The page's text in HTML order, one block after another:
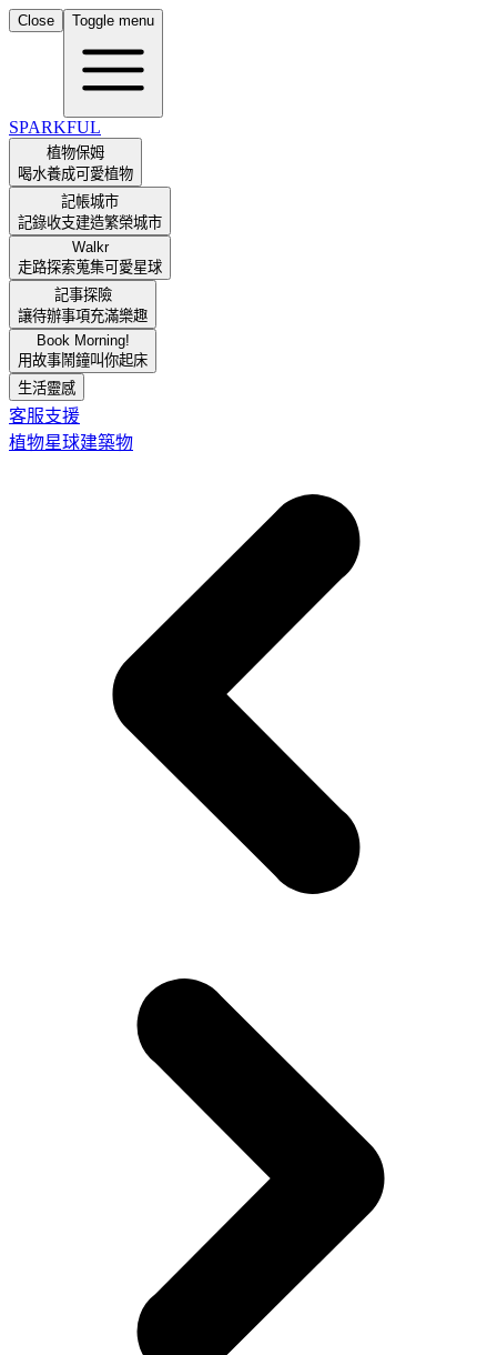
Close Toggle menu
SPARKFUL
植物保姆
喝水養成可愛植物
記帳城市
記錄收支建造繁榮城市
Walkr
走路探索蒐集可愛星球
記事探險
讓待辦事項充滿樂趣
Book Morning!
用故事鬧鐘叫你起床
生活靈感
客服支援
植物星球建築物